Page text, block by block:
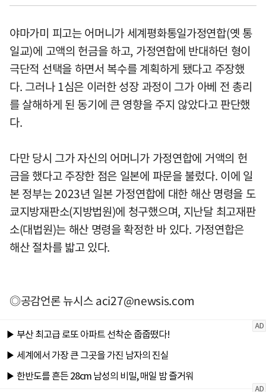
야마가미 피고는 어머니가 세계평화통일가정연합(옛 통
일교)에 고액의 헌금을 하고, 가정연합에 반대하던 형이
극단적 선택을 하면서 복수를 계획하게 됐다고 주장했
다. 그러나 1심은 이러한 성장 과정이 그가 아베 전 총리
를 살해하게 된 동기에 큰 영향을 주지 않았다고 판단했
다.
다만 당시 그가 자신의 어머니가 가정연합에 거액의 헌
금을 했다고 주장한 점은 일본에 파문을 불렀다. 이에 일
본 정부는 2023년 일본 가정연합에 대한 해산 명령을 도
쿄지방재판소(지방법원)에 청구했으며, 지난달 최고재판
소(대법원)는 해산 명령을 확정한 바 있다. 가정연합은
해산 절차를 밟고 있다.
◎공감언론 뉴시스aci27@newsis.com